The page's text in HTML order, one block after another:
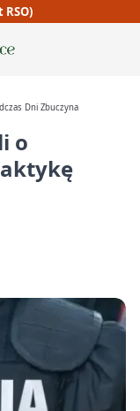
Dni Zbuczyna
o